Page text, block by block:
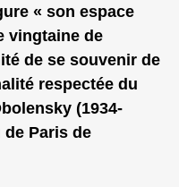
« son espace
vingtaine de
de se souvenir de
respectée du
(1934-
de Paris de